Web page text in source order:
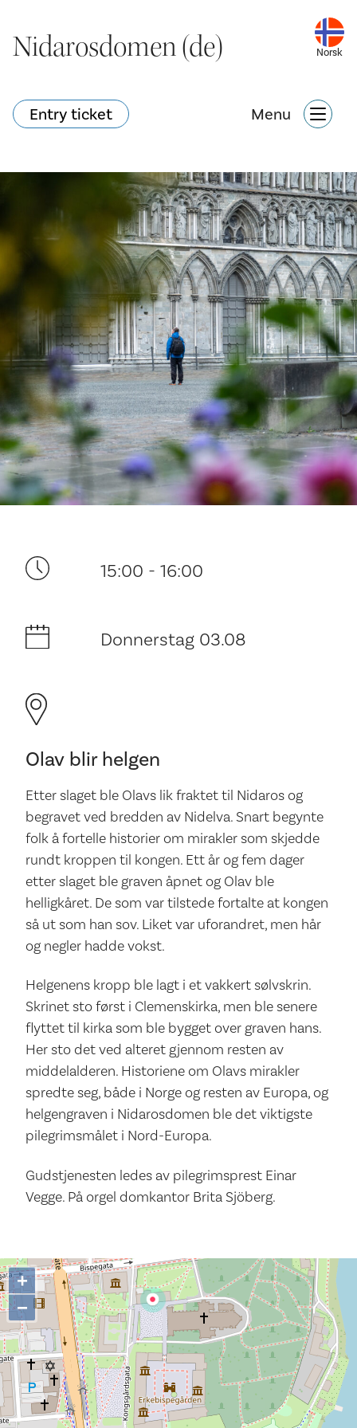
Nidarosdomen (de) Norsk
Entry ticket Menu
Nidarosdomen (de) Norsk
Entry ticket Menu
Hva skjer?Nettbutikk Søk
Attraksjoner
Hva skjer?
Ditt besøk
Musikk
Historie og arkitektur
15:00 - 16:00
Donnerstag 03.08
Olav blir helgen
Etter slaget ble Olavs lik fraktet til Nidaros og
begravet ved bredden av Nidelva. Snart begynte
folk å fortelle historier om mirakler som skjedde
rundt kroppen til kongen. Ett år og fem dager
etter slaget ble graven åpnet og Olav ble
helligkåret. De som var tilstede fortalte at kongen
så ut som han sov. Liket var uforandret, men hår
og negler hadde vokst.
Helgenens kropp ble lagt i et vakkert sølvskrin.
Skrinet sto først i Clemenskirka, men ble senere
flyttet til kirka som ble bygget over graven hans.
Her sto det ved alteret gjennom resten av
middelalderen. Historiene om Olavs mirakler
spredte seg, både i Norge og resten av Europa, og
helgengraven i Nidarosdomen ble det viktigste
pilegrimsmålet i Nord-Europa.
Gudstjenesten ledes av pilegrimsprest Einar
Vegge. På orgel domkantor Brita Sjöberg.
+
−